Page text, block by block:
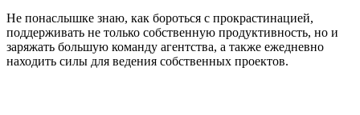
Не понаслышке знаю, как бороться с прокрастинацией,
поддерживать не только собственную продуктивность, но и
заряжать большую команду агентства, а также ежедневно
находить силы для ведения собственных проектов.